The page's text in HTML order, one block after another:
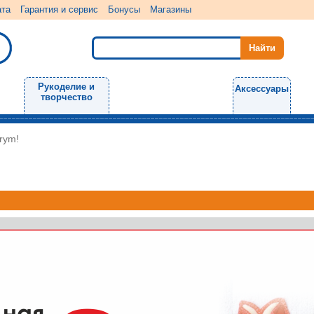
Гарантия и сервис Бонусы Магазины
Рукоделие и
творчество
Аксессуары